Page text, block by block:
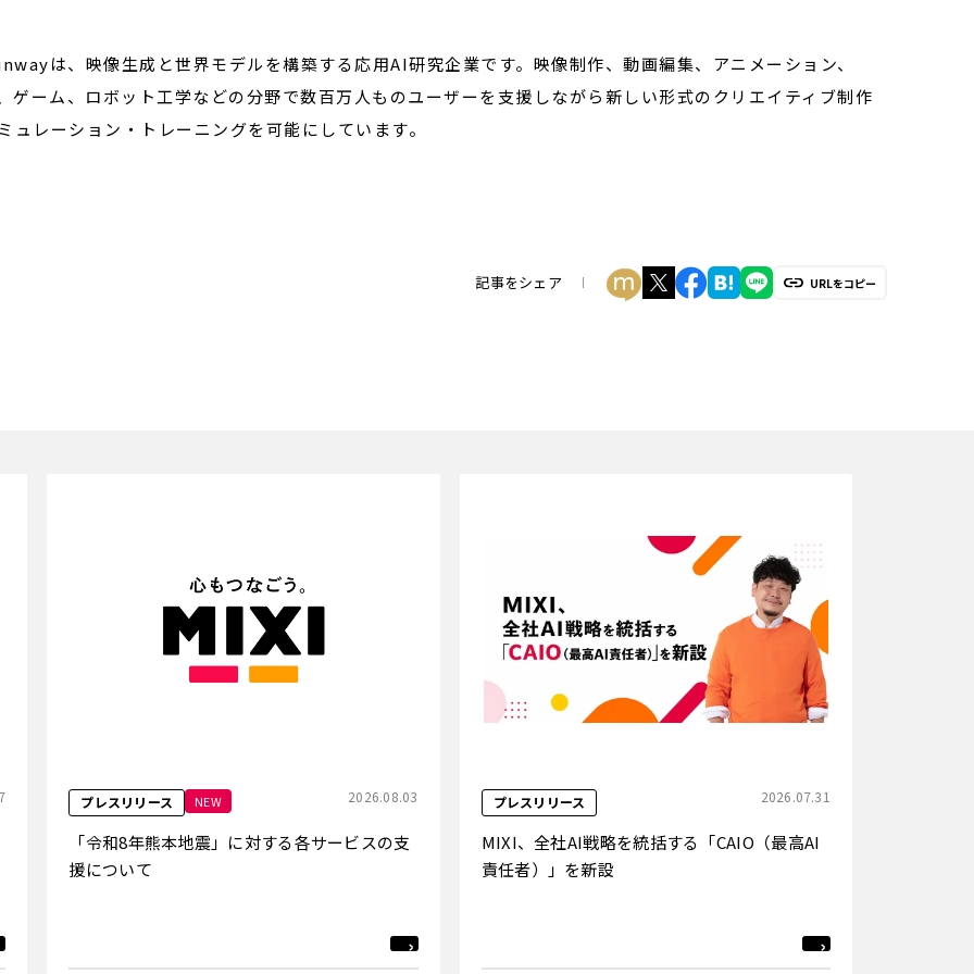
は、映像生成と世界モデルを構築する応用AI研究企業です。映像制作、動画編集、アニメーション、
ゲーム、ロボット工学などの分野で数百万人ものユーザーを支援しながら新しい形式のクリエイティブ制作
ュレーション・トレーニングを可能にしています。
記事をシェア URLをコピー
プレスリリース NEW 2026.08.03
「令和8年熊本地震」に対する各サービスの支
援について
プレスリリース 2026.07.31
MIXI、全社AI戦略を統括する「CAIO（最高AI
責任者）」を新設